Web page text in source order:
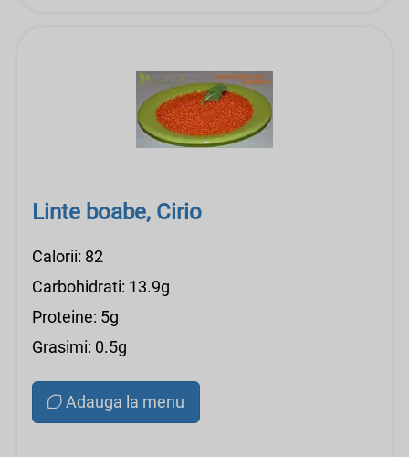
Linte boabe, Cirio
Calorii: 82
Carbohidrati: 13.9g
Proteine: 5g
Grasimi: 0.5g
Adauga la menu